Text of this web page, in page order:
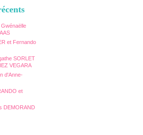
et Fernando
SORLET
VEGARA
d'Anne-
et
DEMORAND